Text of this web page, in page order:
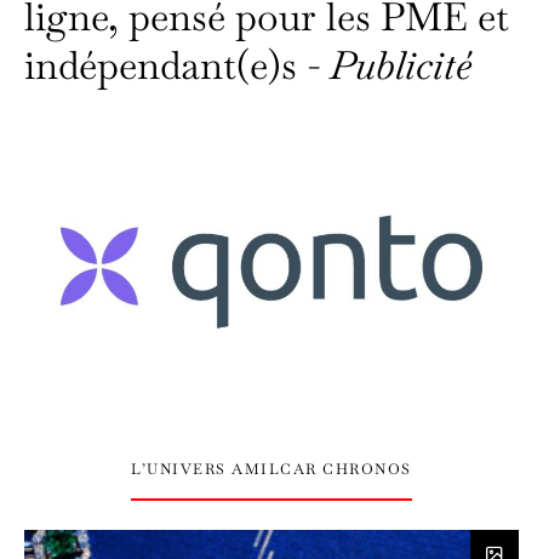
ligne, pensé pour les PME et
indépendant(e)s -Publicité
L’UNIVERS AMILCAR CHRONOS